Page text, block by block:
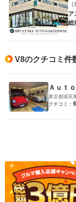
ア
総
V8のクチコミ件
Ａｕｔ
東京都港区
クチコミ： 6